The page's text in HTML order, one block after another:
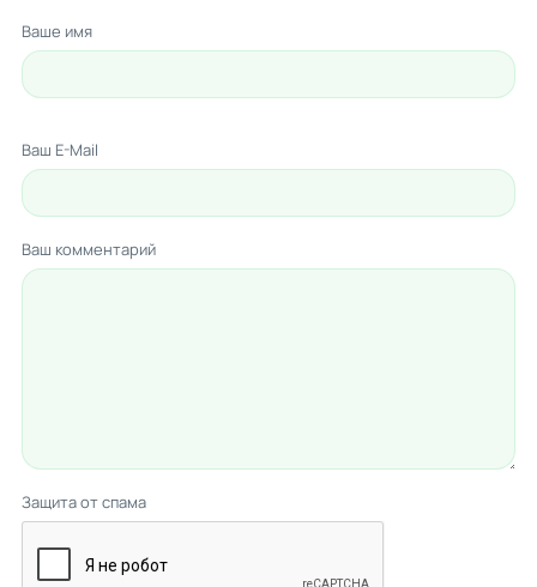
Ваше имя
Ваш E-Mail
Ваш комментарий
Защита от спама